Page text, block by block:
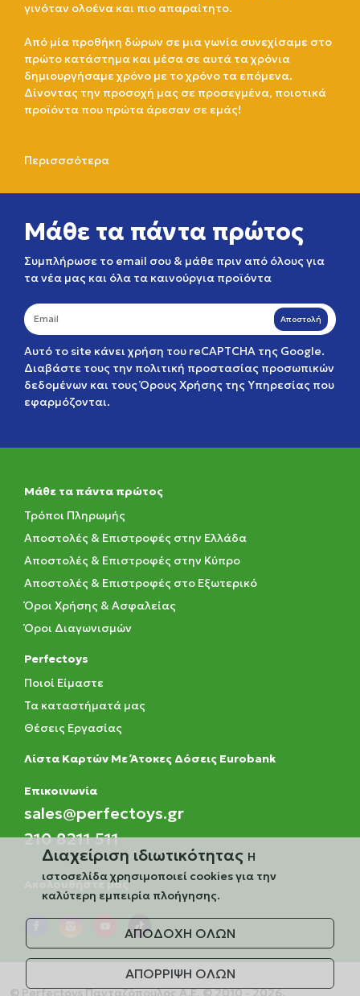
γινόταν ολοένα και πιο απαραίτητο.
Από μία προθήκη δώρων σε μια γωνία συνεχίσαμε στο
πρώτο κατάστημα και μέσα σε αυτά τα χρόνια
δημιουργήσαμε χρόνο με το χρόνο τα επόμενα.
Δίνοντας την προσοχή μας σε προσεγμένα, ποιοτικά
προϊόντα που πρώτα άρεσαν σε εμάς!
Περισσσότερα
Μάθε τα πάντα πρώτος
Συμπλήρωσε το email σου & μάθε πριν από όλους για
τα νέα μας και όλα τα καινούργια προϊόντα
Αποστολή
Αυτό το site κάνει χρήση του reCAPTCHA της Google.
Διαβάστε τους την πολιτική προστασίας προσωπικών
δεδομένων και τουςΌρους Χρήσης της Υπηρεσίας που
εφαρμόζονται.
Μάθε τα πάντα πρώτος
Τρόποι Πληρωμής
Αποστολές & Επιστροφές στην Ελλάδα
Αποστολές & Επιστροφές στην Κύπρο
Αποστολές & Επιστροφές στο Εξωτερικό
Όροι Χρήσης & Ασφαλείας
Όροι Διαγωνισμών
Perfectoys
Ποιοί Είμαστε
Τα καταστήματά μας
Θέσεις Εργασίας
Λίστα Καρτών Με Άτοκες Δόσεις Eurobank
Eπικοινωνία
sales@perfectoys.gr
210 8211 511
Ακολουθήστε μας
© Perfectoys Πανταζόπουλος Α.Ε. © 2010 - 2026.
Διαχείριση ιδιωτικότητας Η
ιστοσελίδα χρησιμοποιεί cookies για την
καλύτερη εμπειρία πλοήγησης.
ΑΠΟΔΟΧΗ ΟΛΩΝ
ΑΠΟΡΡΙΨΗ ΟΛΩΝ